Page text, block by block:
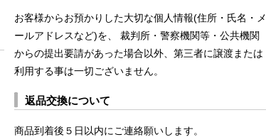
お客様からお預かりした大切な個人情報(住所・氏名・メ
ールアドレスなど)を、 裁判所・警察機関等・公共機関
からの提出要請があった場合以外、第三者に譲渡または
利用する事は一切ございません。
返品交換について
商品到着後５日以内にご連絡願いします。